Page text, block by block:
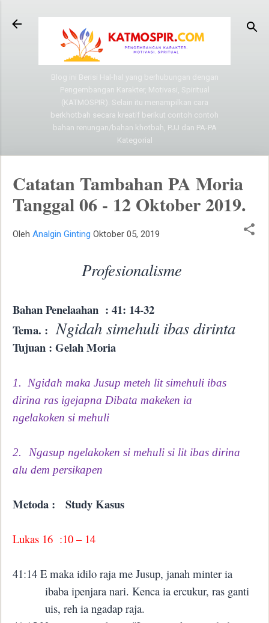
Langsung ke konten utama
Blog ini Berisi Hal-hal yang berhubungan dengan
Pengembangan Karakter, Motivasi, Spiritual
(KATMOSPIR). Selain itu menampilkan cara
berkhotbah secara kreatif berikut contoh contoh
bahan renungan/bahan khotbah, PJJ dan PA-PA
Kategorial
Catatan Tambahan PA Moria
Tanggal 06 - 12 Oktober 2019.
Oleh Analgin Ginting Oktober 05, 2019
Profesionalisme
Bahan Penelaahan : 41: 14-32
Tema. : Ngidah simehuli ibas dirinta
Tujuan : Gelah Moria
1.
Ngidah maka Jusup meteh lit simehuli ibas
dirina ras igejapna Dibata makeken ia
ngelakoken si mehuli
2.
Ngasup ngelakoken si mehuli si lit ibas dirina
alu dem persikapen
Metoda : Study Kasus
Lukas 16 :10 – 14
41:14 E maka idilo raja me Jusup, janah minter ia
ibaba ipenjara nari. Kenca ia ercukur, ras ganti
uis, reh ia ngadap raja.